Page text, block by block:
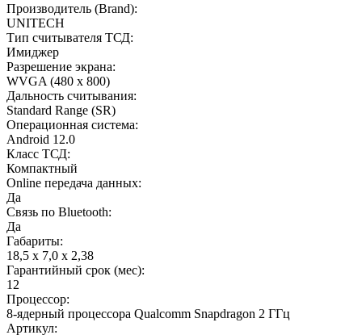
Производитель (Brand):
UNITECH
Тип считывателя ТСД:
Имиджер
Разрешение экрана:
WVGA (480 x 800)
Дальность считывания:
Standard Range (SR)
Операционная система:
Android 12.0
Класс ТСД:
Компактный
Online передача данных:
Да
Связь по Bluetooth:
Да
Габариты:
18,5 х 7,0 х 2,38
Гарантийный срок (мес):
12
Процессор:
8-ядерный процессора Qualcomm Snapdragon 2 ГГц
Артикул: